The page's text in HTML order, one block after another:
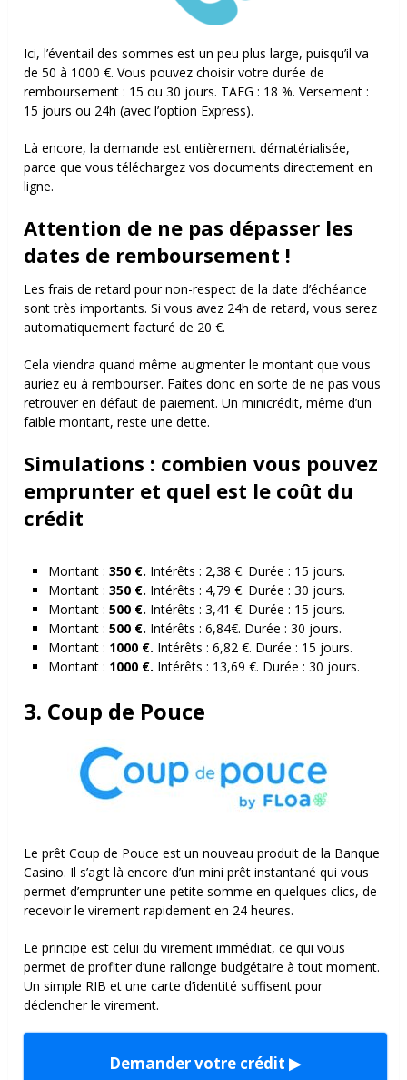
Ici, l’éventail des sommes est un peu plus large, puisqu’il va
de 50 à 1000 €. Vous pouvez choisir votre durée de
remboursement : 15 ou 30 jours. TAEG : 18 %. Versement :
15 jours ou 24h (avec l’option Express).
Là encore, la demande est entièrement dématérialisée,
parce que vous téléchargez vos documents directement en
ligne.
Attention de ne pas dépasser les
dates de remboursement !
Les frais de retard pour non-respect de la date d’échéance
sont très importants. Si vous avez 24h de retard, vous serez
automatiquement facturé de 20 €.
Cela viendra quand même augmenter le montant que vous
auriez eu à rembourser. Faites donc en sorte de ne pas vous
retrouver en défaut de paiement. Un minicrédit, même d’un
faible montant, reste une dette.
Simulations : combien vous pouvez
emprunter et quel est le coût du
crédit
Montant : 350 €. Intérêts : 2,38 €. Durée : 15 jours.
Montant : 350 €. Intérêts : 4,79 €. Durée : 30 jours.
Montant : 500 €. Intérêts : 3,41 €. Durée : 15 jours.
Montant : 500 €. Intérêts : 6,84€. Durée : 30 jours.
Montant : 1000 €. Intérêts : 6,82 €. Durée : 15 jours.
Montant : 1000 €. Intérêts : 13,69 €. Durée : 30 jours.
3. Coup de Pouce
Le prêt Coup de Pouce est un nouveau produit de la Banque
Casino. Il s’agit là encore d’un mini prêt instantané qui vous
permet d’emprunter une petite somme en quelques clics, de
recevoir le virement rapidement en 24 heures.
Le principe est celui du virement immédiat, ce qui vous
permet de profiter d’une rallonge budgétaire à tout moment.
Un simple RIB et une carte d’identité suffisent pour
déclencher le virement.
Demander votre crédit ▶